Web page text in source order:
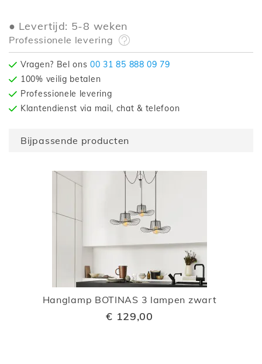
Levertijd: 5-8 weken
Professionele levering
Vragen? Bel ons00 31 85 888 09 79
100% veilig betalen
Professionele levering
Klantendienst via mail, chat & telefoon
Bijpassende producten
Hanglamp BOTINAS 3 lampen zwart
€ 129,00